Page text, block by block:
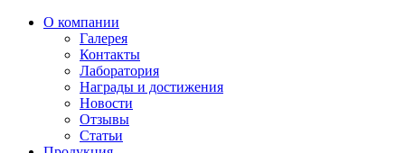
О компании
Галерея
Контакты
Лаборатория
Награды и достижения
Новости
Отзывы
Статьи